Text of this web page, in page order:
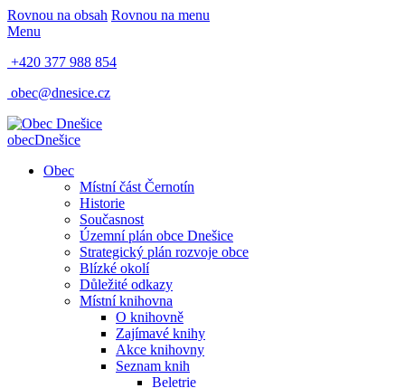
Rovnou na obsah Rovnou na menu
Menu
+420 377 988 854
obec@dnesice.cz
obecDnešice
Obec
Místní část Černotín
Historie
Současnost
Územní plán obce Dnešice
Strategický plán rozvoje obce
Blízké okolí
Důležité odkazy
Místní knihovna
O knihovně
Zajímavé knihy
Akce knihovny
Seznam knih
Beletrie